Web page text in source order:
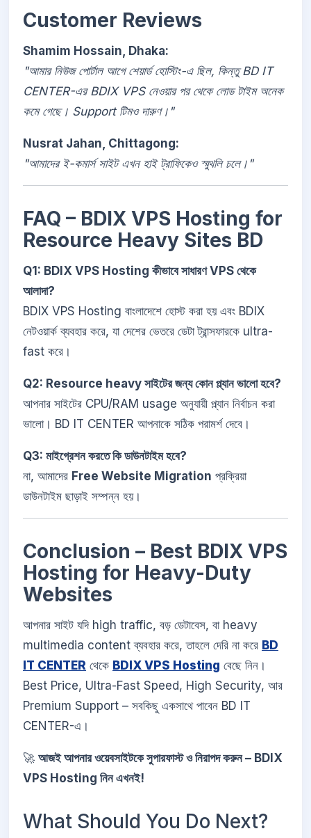
Customer Reviews
Shamim Hossain, Dhaka:
"আমার নিউজ পোর্টাল আগে শেয়ার্ড হোস্টিং-এ ছিল, কিন্তু BD IT
CENTER-এর BDIX VPS নেওয়ার পর থেকে লোড টাইম অনেক
কমে গেছে। Support টিমও দারুণ।"
Nusrat Jahan, Chittagong:
"আমাদের ই-কমার্স সাইট এখন হাই ট্রাফিকেও স্মুথলি চলে।"
FAQ – BDIX VPS Hosting for
Resource Heavy Sites BD
Q1: BDIX VPS Hosting কীভাবে সাধারণ VPS থেকে
আলাদা?
BDIX VPS Hosting বাংলাদেশে হোস্ট করা হয় এবং BDIX
নেটওয়ার্ক ব্যবহার করে, যা দেশের ভেতরে ডেটা ট্রান্সফারকে ultra-
fast করে।
Q2: Resource heavy সাইটের জন্য কোন প্ল্যান ভালো হবে?
আপনার সাইটের CPU/RAM usage অনুযায়ী প্ল্যান নির্বাচন করা
ভালো। BD IT CENTER আপনাকে সঠিক পরামর্শ দেবে।
Q3: মাইগ্রেশন করতে কি ডাউনটাইম হবে?
না, আমাদের Free Website Migration প্রক্রিয়া
ডাউনটাইম ছাড়াই সম্পন্ন হয়।
Conclusion – Best BDIX VPS
Hosting for Heavy-Duty
Websites
আপনার সাইট যদি high traffic, বড় ডেটাবেস, বা heavy
multimedia content ব্যবহার করে, তাহলে দেরি না করে BD
IT CENTER থেকে BDIX VPS Hosting বেছে নিন।
Best Price, Ultra-Fast Speed, High Security, আর
Premium Support – সবকিছু একসাথে পাবেন BD IT
CENTER-এ।
🚀 আজই আপনার ওয়েবসাইটকে সুপারফাস্ট ও নিরাপদ করুন – BDIX
VPS Hosting নিন এখনই!
What Should You Do Next?